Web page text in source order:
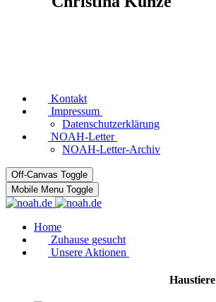
Kontakt
Impressum
Datenschutzerklärung
NOAH-Letter
NOAH-Letter-Archiv
Off-Canvas Toggle
Mobile Menu Toggle
Home
Zuhause gesucht
Unsere Aktionen
Haustiere